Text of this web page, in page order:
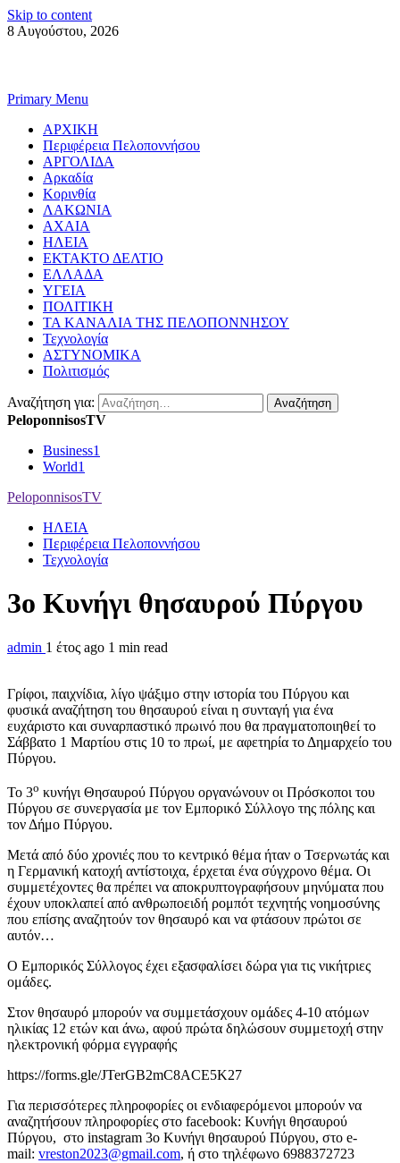
Skip to content
8 Αυγούστου, 2026
Primary Menu
ΑΡΧΙΚΗ
Περιφέρεια Πελοποννήσου
ΑΡΓΟΛΙΔΑ
Αρκαδία
Κορινθία
ΛΑΚΩΝΙΑ
ΑΧΑΙΑ
ΗΛΕΙΑ
ΕΚΤΑΚΤΟ ΔΕΛΤΙΟ
ΕΛΛΑΔΑ
ΥΓΕΙΑ
ΠΟΛΙΤΙΚΗ
ΤΑ ΚΑΝΑΛΙΑ ΤΗΣ ΠΕΛΟΠΟΝΝΗΣΟΥ
Τεχνολογία
ΑΣΤΥΝΟΜΙΚΑ
Πολιτισμός
Αναζήτηση για:
PeloponnisosTV
Business1
World1
PeloponnisosTV
ΗΛΕΙΑ
Περιφέρεια Πελοποννήσου
Τεχνολογία
3ο Κυνήγι θησαυρού Πύργου
admin 1 έτος ago 1 min read
Γρίφοι, παιχνίδια, λίγο ψάξιμο στην ιστορία του Πύργου και
φυσικά αναζήτηση του θησαυρού είναι η συνταγή για ένα
ευχάριστο και συναρπαστικό πρωινό που θα πραγματοποιηθεί το
Σάββατο 1 Μαρτίου στις 10 το πρωί, με αφετηρία το Δημαρχείο του
Πύργου.
Το 3ο κυνήγι Θησαυρού Πύργου οργανώνουν οι Πρόσκοποι του
Πύργου σε συνεργασία με τον Εμπορικό Σύλλογο της πόλης και
τον Δήμο Πύργου.
Μετά από δύο χρονιές που το κεντρικό θέμα ήταν ο Τσερνωτάς και
η Γερμανική κατοχή αντίστοιχα, έρχεται ένα σύγχρονο θέμα. Οι
συμμετέχοντες θα πρέπει να αποκρυπτογραφήσουν μηνύματα που
έχουν υποκλαπεί από ανθρωποειδή ρομπότ τεχνητής νοημοσύνης
που επίσης αναζητούν τον θησαυρό και να φτάσουν πρώτοι σε
αυτόν…
Ο Εμπορικός Σύλλογος έχει εξασφαλίσει δώρα για τις νικήτριες
ομάδες.
Στον θησαυρό μπορούν να συμμετάσχουν ομάδες 4-10 ατόμων
ηλικίας 12 ετών και άνω, αφού πρώτα δηλώσουν συμμετοχή στην
ηλεκτρονική φόρμα εγγραφής
https://forms.gle/JTerGB2mC8ACE5K27
Για περισσότερες πληροφορίες οι ενδιαφερόμενοι μπορούν να
αναζητήσουν πληροφορίες στο facebook: Κυνήγι θησαυρού
Πύργου, στο instagram 3o Κυνήγι θησαυρού Πύργου, στο e-
mail: vreston2023@gmail.com, ή στο τηλέφωνο 6988372723